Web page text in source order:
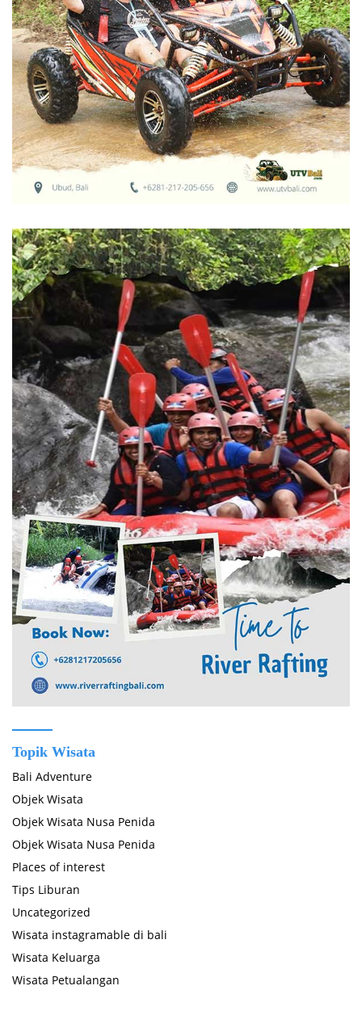
Topik Wisata
Bali Adventure
Objek Wisata
Objek Wisata Nusa Penida
Objek Wisata Nusa Penida
Places of interest
Tips Liburan
Uncategorized
Wisata instagramable di bali
Wisata Keluarga
Wisata Petualangan